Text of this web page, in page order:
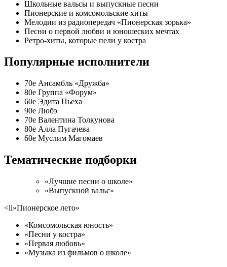
Школьные вальсы и выпускные песни
Пионерские и комсомольские хиты
Мелодии из радиопередач «Пионерская зорька»
Песни о первой любви и юношеских мечтах
Ретро-хиты, которые пели у костра
Популярные исполнители
70е Ансамбль «Дружба»
80е Группа «Форум»
60е Эдита Пьеха
90е Любэ
70е Валентина Толкунова
80е Алла Пугачева
60е Муслим Магомаев
Тематические подборки
«Лучшие песни о школе»
«Выпускной вальс»
<li»Пионерское лето»
«Комсомольская юность»
«Песни у костра»
«Первая любовь»
«Музыка из фильмов о школе»